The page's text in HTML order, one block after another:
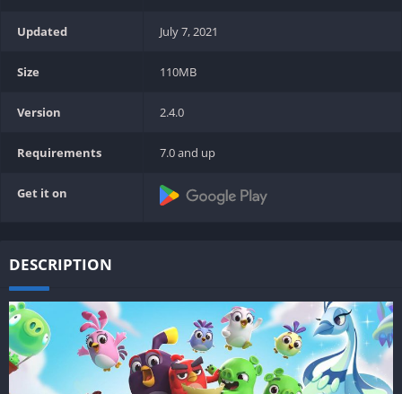
Updated July 7, 2021
Size 110MB
Version 2.4.0
Requirements 7.0 and up
Get it on
DESCRIPTION